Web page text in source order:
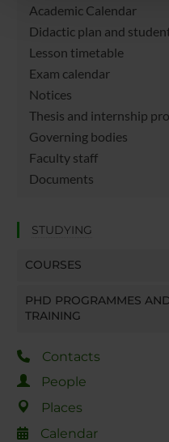
pubblicità e social media,
raccolto dal tuo utilizzo
Academic Calendar
Didactic plan and
Lesson timetable
Exam calendar
Notices
Thesis and internship
Governing bodies
Faculty staff
Documents
STUDYING
COURSES
PHD PROGRAMMES
TRAINING
Contacts
People
Places
Calendar